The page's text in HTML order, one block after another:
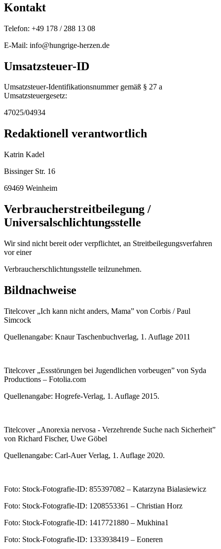
Kontakt
Telefon: +49 178 / 288 13 08
E-Mail: info@hungrige-herzen.de
Umsatzsteuer-ID
Umsatzsteuer-Identifikationsnummer gemäß § 27 a
Umsatzsteuergesetz:
47025/04934
Redaktionell verantwortlich
Katrin Kadel
Bissinger Str. 16
69469 Weinheim
Verbraucherstreitbeilegung /
Universalschlichtungsstelle
Wir sind nicht bereit oder verpflichtet, an Streitbeilegungsverfahren
vor einer
Verbraucherschlichtungsstelle teilzunehmen.
Bildnachweise
Titelcover „Ich kann nicht anders, Mama” von Corbis / Paul
Simcock
Quellenangabe: Knaur Taschenbuchverlag, 1. Auflage 2011
Titelcover „Essstörungen bei Jugendlichen vorbeugen” von Syda
Productions – Fotolia.com
Quellenangabe: Hogrefe-Verlag, 1. Auflage 2015.
Titelcover „Anorexia nervosa - Verzehrende Suche nach Sicherheit”
von Richard Fischer, Uwe Göbel
Quellenangabe: Carl-Auer Verlag, 1. Auflage 2020.
Foto: Stock-Fotografie-ID: 855397082 – Katarzyna Bialasiewicz
Foto: Stock-Fotografie-ID: 1208553361 – Christian Horz
Foto: Stock-Fotografie-ID: 1417721880 – Mukhina1
Foto: Stock-Fotografie-ID: 1333938419 – Eoneren